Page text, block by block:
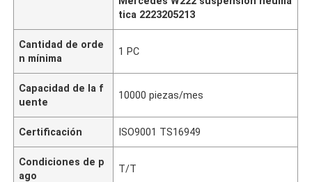
tica 2223205213
Cantidad de orde
n mínima
1 PC
Capacidad de la f
uente
10000 piezas/mes
Certificación ISO9001 TS16949
Condiciones de p
ago
T/T